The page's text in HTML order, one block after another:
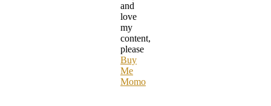
and
love
my
content,
please
Buy
Me
Momo